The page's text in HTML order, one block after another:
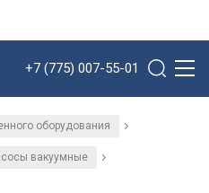
+7 (775) 007-55-01
оборудования /
вакуумные /